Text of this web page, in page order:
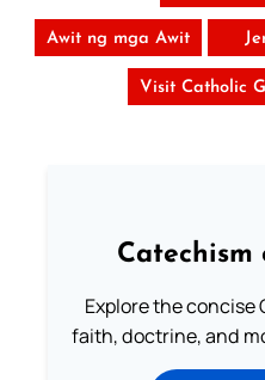
Awit ng mga Awit
Visit Catholic
Catechism
Explore the concise
faith, doctrine, and